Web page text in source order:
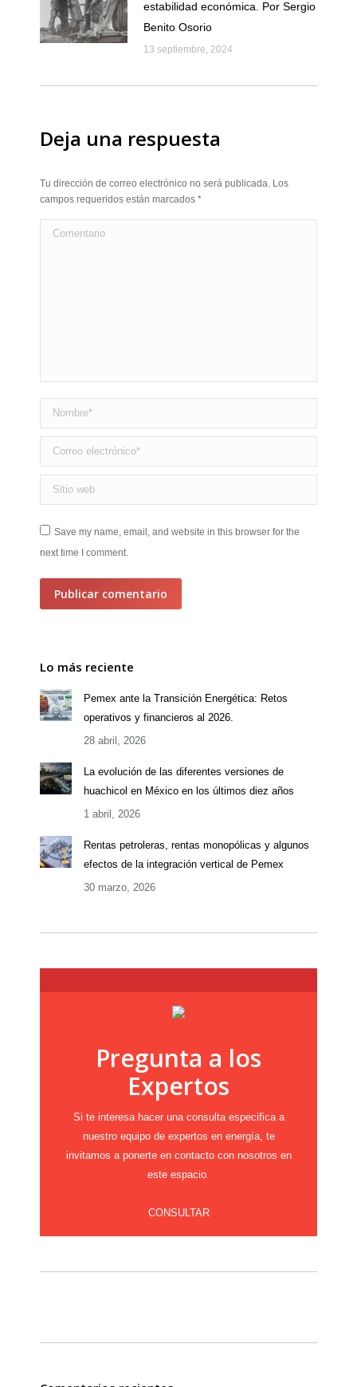
estabilidad económica. Por Sergio
Benito Osorio
13 septiembre, 2024
Deja una respuesta
Tu dirección de correo electrónico no será publicada. Los
campos requeridos están marcados *
Comentario
Nombre *
Correo electrónico *
Sitio web
Save my name, email, and website in this browser for the
next time I comment.
Publicar comentario
Lo más reciente
Pemex ante la Transición Energética: Retos
operativos y financieros al 2026.
28 abril, 2026
La evolución de las diferentes versiones de
huachicol en México en los últimos diez años
1 abril, 2026
Rentas petroleras, rentas monopólicas y algunos
efectos de la integración vertical de Pemex
30 marzo, 2026
Pregunta a los
Expertos
Si te interesa hacer una consulta especifica a
nuestro equipo de expertos en energía, te
invitamos a ponerte en contacto con nosotros en
este espacio.
CONSULTAR